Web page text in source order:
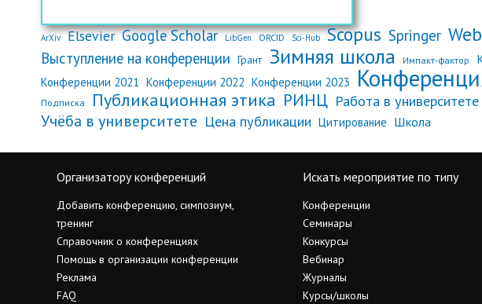
ArXiv Elsevier Google Scholar LibGen ORCID Sci-Hub Scopus Springer
Выступление на конференции Грант Зимняя школа Импакт-фактор
Конференции 2021 Конференции 2022 Конференции 2023
Подписка Публикационная этика РИНЦ Работа в университете
Учёба в университете Цена публикации Цитирование Школа
Организатору конференций
Добавить конференцию, симпозиум,
тренинг
Справочник о конференциях
Помощь в организации конференции
Реклама
FAQ
Искать мероприятие по типу
Конференции
Семинары
Конкурсы
Вебинар
Журналы
Курсы/школы